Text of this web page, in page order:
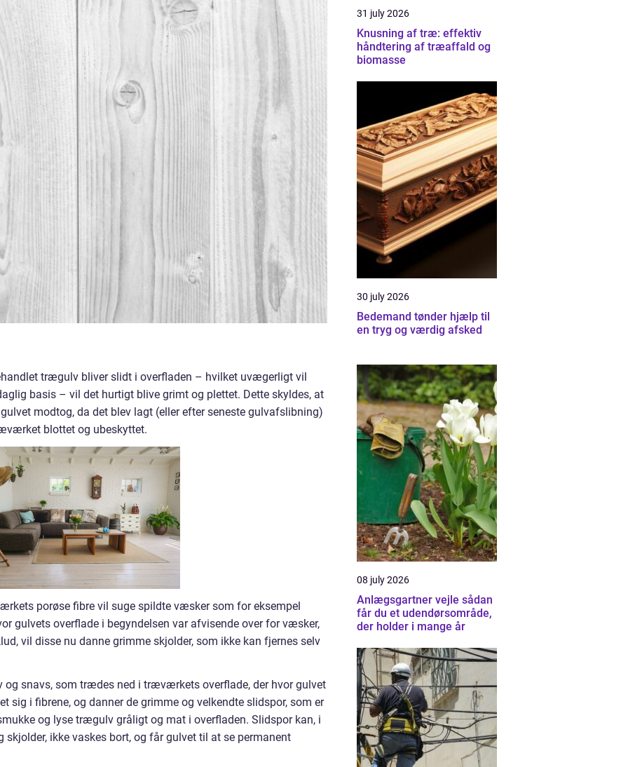
trægulv bliver slidt i overfladen – hvilket uvægerligt vil
basis – vil det hurtigt blive grimt og plettet. Dette skyldes, at
modtog, da det blev lagt (eller efter seneste gulvafslibning)
blottet og ubeskyttet.
porøse fibre vil suge spildte væsker som for eksempel
gulvets overflade i begyndelsen var afvisende over for væsker,
vil disse nu danne grimme skjolder, som ikke kan fjernes selv
snavs, som trædes ned i træværkets overflade, der hvor gulvet
sig i fibrene, og danner de grimme og velkendte slidspor, som er
og lyse trægulv gråligt og mat i overfladen. Slidspor kan, i
ikke vaskes bort, og får gulvet til at se permanent
31 july 2026
Knusning af træ: effektiv
håndtering af træaffald og
biomasse
30 july 2026
Bedemand tønder hjælp til
en tryg og værdig afsked
08 july 2026
Anlægsgartner vejle sådan
får du et udendørsområde,
der holder i mange år